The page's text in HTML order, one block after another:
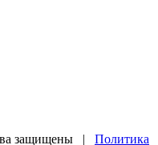
защищены | Политика